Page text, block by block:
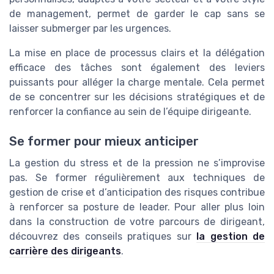
de management, permet de garder le cap sans se
laisser submerger par les urgences.
La mise en place de processus clairs et la délégation
efficace des tâches sont également des leviers
puissants pour alléger la charge mentale. Cela permet
de se concentrer sur les décisions stratégiques et de
renforcer la confiance au sein de l’équipe dirigeante.
Se former pour mieux anticiper
La gestion du stress et de la pression ne s’improvise
pas. Se former régulièrement aux techniques de
gestion de crise et d’anticipation des risques contribue
à renforcer sa posture de leader. Pour aller plus loin
dans la construction de votre parcours de dirigeant,
découvrez des conseils pratiques sur la gestion de
carrière des dirigeants.